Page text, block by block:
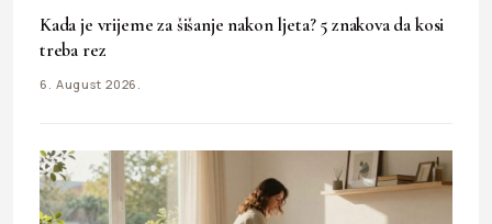
Kada je vrijeme za šišanje nakon ljeta? 5 znakova da kosi
treba rez
6. August 2026.